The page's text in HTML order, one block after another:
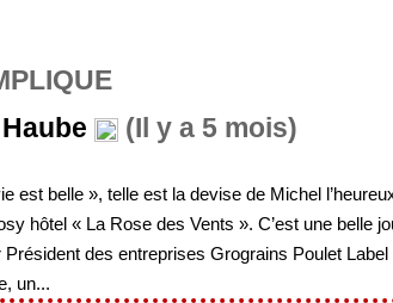
(Il y a 5 mois)
est belle », telle est la devise de Michel
hôtel « La Rose des Vents ». C’est une belle
Président des entreprises Grograins Poulet
un...